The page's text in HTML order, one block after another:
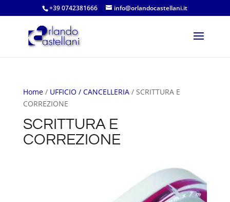
+39 0742381666 info@orlandocastellani.it
Home/ UFFICIO / CANCELLERIA/ SCRITTURA E
CORREZIONE
SCRITTURA E
CORREZIONE